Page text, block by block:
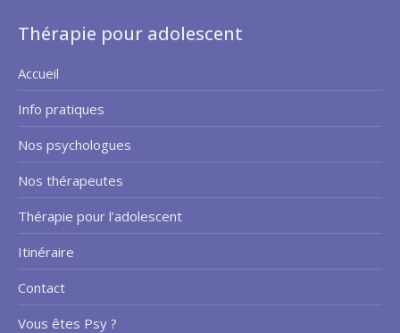
Thérapie pour adolescent
Accueil
Info pratiques
Nos psychologues
Nos thérapeutes
Thérapie pour l’adolescent
Itinéraire
Contact
Vous êtes Psy ?